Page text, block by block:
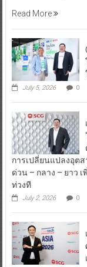
Read More
July 5, 2026 0
การเปลี่ยนแปลงอุต
ด่วน – กลาง – ยาว
ท่วงที
July 2, 2026 0